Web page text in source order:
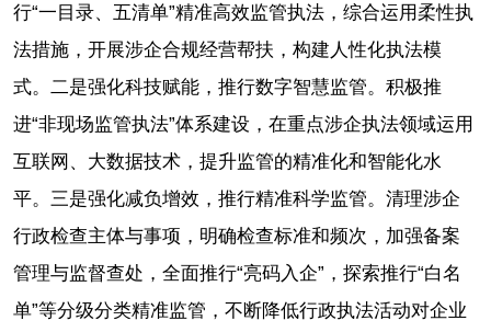
行“一目录、五清单”精准高效监管执法，综合运用柔性执
法措施，开展涉企合规经营帮扶，构建人性化执法模
式。二是强化科技赋能，推行数字智慧监管。积极推
进“非现场监管执法”体系建设，在重点涉企执法领域运用
互联网、大数据技术，提升监管的精准化和智能化水
平。三是强化减负增效，推行精准科学监管。清理涉企
行政检查主体与事项，明确检查标准和频次，加强备案
管理与监督查处，全面推行“亮码入企”，探索推行“白名
单”等分级分类精准监管，不断降低行政执法活动对企业